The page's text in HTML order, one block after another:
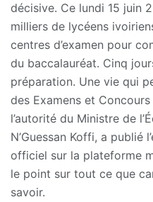
décisive. Ce lundi 15 juin
milliers de lycéens
centres d’examen pour
du baccalauréat. Cinq
préparation. Une vie qui
des Examens et
l’autorité du Ministre de
N’Guessan Koffi, a publié
officiel sur la plateforme
le point sur tout ce que
savoir.